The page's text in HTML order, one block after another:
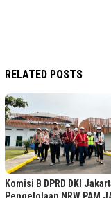
RELATED POSTS
Komisi B DPRD DKI